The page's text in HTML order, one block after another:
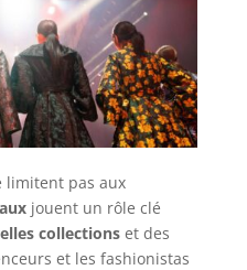
limitent pas aux
jouent un rôle clé
collectionset des
et les fashionistas